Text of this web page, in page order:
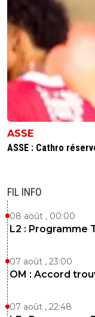
ASSE
ASSE : Cathro
FIL INFO
08 août , 00:00
L2 : Programme
07 août , 23:00
OM : Accord
07 août , 22:48